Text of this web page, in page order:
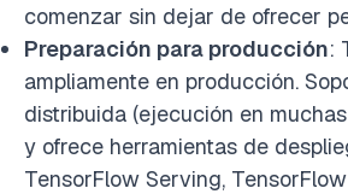
comenzar sin dejar de ofrecer
Preparación para producción:
ampliamente en producción.
distribuida (ejecución en
y ofrece herramientas de
TensorFlow Serving,